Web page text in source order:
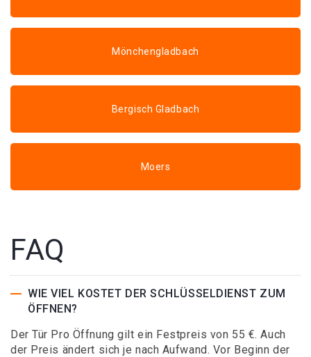
Mönchengladbach
Bergisch Gladbach
Moers
FAQ
WIE VIEL KOSTET DER SCHLÜSSELDIENST ZUM
ÖFFNEN?
Der Tür Pro Öffnung gilt ein Festpreis von 55 €. Auch
der Preis ändert sich je nach Aufwand. Vor Beginn der